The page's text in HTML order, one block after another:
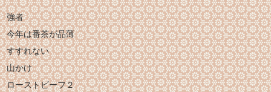
強者
今年は番茶が品薄
すすれない
山かけ
ローストビーフ２